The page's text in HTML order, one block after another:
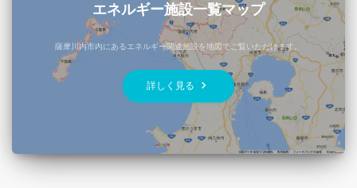
エネルギー施設一覧マップ
薩摩川内市内にあるエネルギー関連施設を地図でご覧いただけます。
詳しく見る keyboard_arrow_right